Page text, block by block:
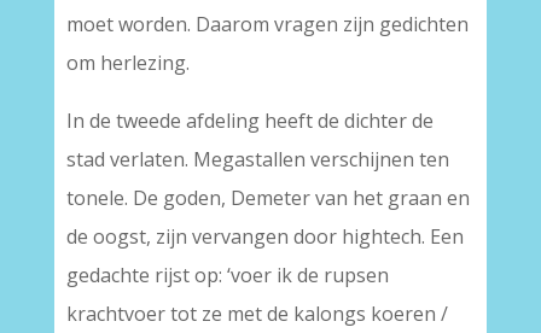
moet worden. Daarom vragen zijn gedichten
om herlezing.
In de tweede afdeling heeft de dichter de
stad verlaten. Megastallen verschijnen ten
tonele. De goden, Demeter van het graan en
de oogst, zijn vervangen door hightech. Een
gedachte rijst op: ‘voer ik de rupsen
krachtvoer tot ze met de kalongs koeren /